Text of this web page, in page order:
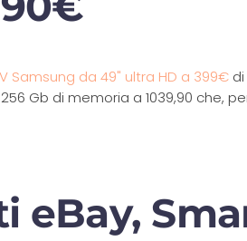
Samsung da 49" ultra HD a 399€
Gb di memoria a 1039,90 che,
eBay,